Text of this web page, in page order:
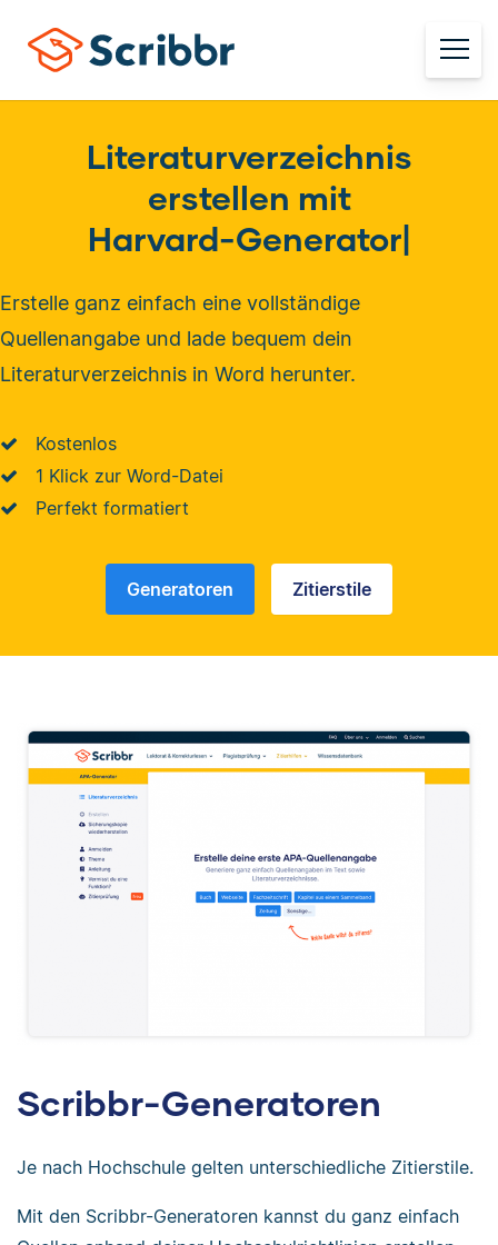
Literaturverzeichnis
erstellen mit
Harvard-Generator|
Erstelle ganz einfach eine vollständige
Quellenangabe und lade bequem dein
Literaturverzeichnis in Word herunter.
Kostenlos
1 Klick zur Word-Datei
Perfekt formatiert
Generatoren Zitierstile
Scribbr-Generatoren
Je nach Hochschule gelten unterschiedliche Zitierstile.
Mit den Scribbr-Generatoren kannst du ganz einfach